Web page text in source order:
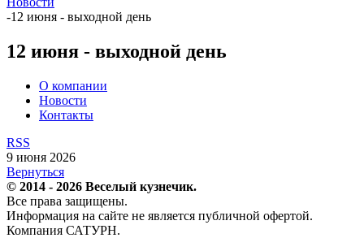
-12 июня - выходной день
12 июня - выходной день
О компании
Новости
Контакты
RSS
9 июня 2026
Вернуться
© 2014 - 2026 Веселый кузнечик.
Все права защищены.
Информация на сайте не является публичной офертой.
Компания САТУРН.